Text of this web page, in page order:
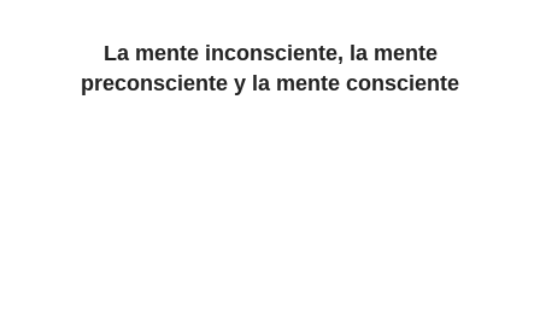
La mente inconsciente, la mente
preconsciente y la mente consciente